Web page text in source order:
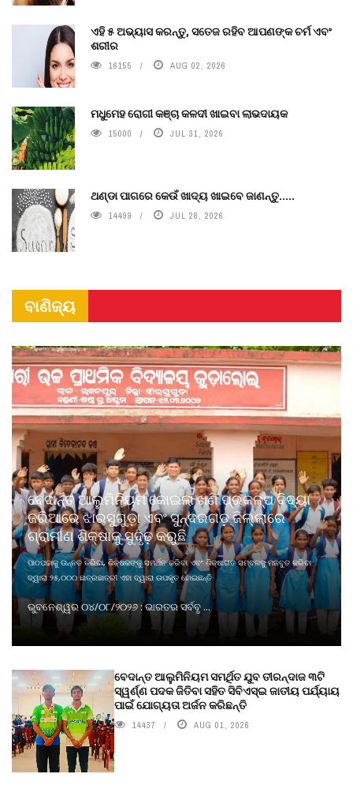
ଏହି ୫ ଅଭ୍ୟାସ କରନ୍ତୁ, ସତେଜ ରହିବ ଆପଣଙ୍କ ଚର୍ମ ଏବଂ
ଶରୀର
16155 AUG 02, 2026
ମଧୁମେହ ରୋଗୀ କଞ୍ଚା କଳଦୀ ଖାଇବା ଲାଭଦାୟକ
15000 JUL 31, 2026
ଥଣ୍ଡା ପାଗରେ କେଉଁ ଖାଦ୍ୟ ଖାଇବେ ଜାଣନ୍ତୁ.....
14499 JUL 28, 2026
ବାଣିଜ୍ୟ
ବେଦାନ୍ତ ଆଲୁମିନିୟମ କୋଇଲା ଖଣି ପ୍ରକଳ୍ପ ବିଦ୍ୟା
ଜରିଆରେ ଝାରସୁଗୁଡ଼ା ଏବଂ ସୁନ୍ଦରଗଡ଼ ଜିଲ୍ଲାରେ
ଗ୍ରାମୀଣ ଶିକ୍ଷାକୁ ସୁଦୃଢ଼ କରୁଛି
ପାଠପଢାକୁ ଉନ୍ନତ କରିବା, ଶିକ୍ଷକଙ୍କୁ ସମର୍ଥନ କରିବା ଏବଂ ଶିକ୍ଷାଗତ ସମ୍ବଳକୁ ମଜବୁତ କରିବା
ଦ୍ୱାରା ୨୫,୦୦୦ ଛାତ୍ରଛାତ୍ରୀ ଏହା ଦ୍ୱାରା ଉପକୃତ ହୋଇଛନ୍ତି
ଭୁବନେଶ୍ୱର ୦୪/୦୮/୨୦୨୬ : ଭାରତର ସର୍ବବୃ ...
ବେଦାନ୍ତ ଆଲୁମିନିୟମ ସମର୍ଥିତ ଯୁବ ତୀରନ୍ଦାଜ ୩ଟି
ସ୍ୱର୍ଣ୍ଣ ପଦକ ଜିତିବା ସହିତ ସିବିଏସ୍ଇ ଜାତୀୟ ପର୍ଯ୍ୟାୟ
ପାଇଁ ଯୋଗ୍ୟତା ଅର୍ଜନ କରିଛନ୍ତି
14437 AUG 01, 2026